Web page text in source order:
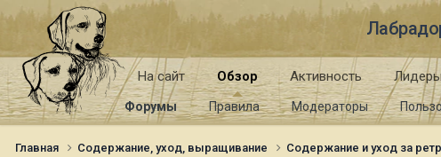
На сайт Обзор
Форумы Правила Модераторы
Активность Лидеры
Главная Содержание, уход, выращивание Содержание и уход за